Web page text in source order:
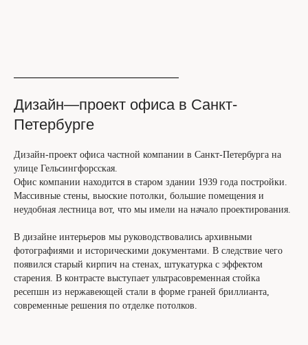
Дизайн—проект офиса в Санкт-
Петербурге
Дизайн-проект офиса частной компании в Санкт-Петербурга на
улице Гельсингфорсская.
Офис компании находится в старом здании 1939 года постройки.
Массивные стены, выоские потолки, большие помещения и
неудобная лестница вот, что мы имели на начало проектирования.
В дизайне интерьеров мы руководствовались архивными
фотографиями и историческими документами. В следствие чего
появился старый кирпич на стенах, штукатурка с эффектом
старения. В контрасте выступает ультрасовременная стойка
ресепшн из нержавеющей стали в форме граней бриллианта,
современные решения по отделке потолков.